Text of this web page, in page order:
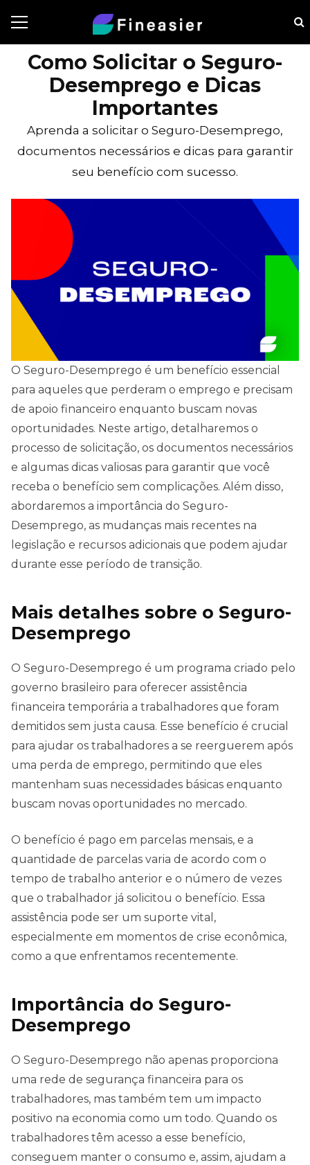
Como Solicitar o Seguro-
Desemprego e Dicas
Importantes
Aprenda a solicitar o Seguro-Desemprego,
documentos necessários e dicas para garantir
seu benefício com sucesso.
O Seguro-Desemprego é um benefício essencial
para aqueles que perderam o emprego e precisam
de apoio financeiro enquanto buscam novas
oportunidades. Neste artigo, detalharemos o
processo de solicitação, os documentos necessários
e algumas dicas valiosas para garantir que você
receba o benefício sem complicações. Além disso,
abordaremos a importância do Seguro-
Desemprego, as mudanças mais recentes na
legislação e recursos adicionais que podem ajudar
durante esse período de transição.
Mais detalhes sobre o Seguro-
Desemprego
O Seguro-Desemprego é um programa criado pelo
governo brasileiro para oferecer assistência
financeira temporária a trabalhadores que foram
demitidos sem justa causa. Esse benefício é crucial
para ajudar os trabalhadores a se reerguerem após
uma perda de emprego, permitindo que eles
mantenham suas necessidades básicas enquanto
buscam novas oportunidades no mercado.
O benefício é pago em parcelas mensais, e a
quantidade de parcelas varia de acordo com o
tempo de trabalho anterior e o número de vezes
que o trabalhador já solicitou o benefício. Essa
assistência pode ser um suporte vital,
especialmente em momentos de crise econômica,
como a que enfrentamos recentemente.
Importância do Seguro-
Desemprego
O Seguro-Desemprego não apenas proporciona
uma rede de segurança financeira para os
trabalhadores, mas também tem um impacto
positivo na economia como um todo. Quando os
trabalhadores têm acesso a esse benefício,
conseguem manter o consumo e, assim, ajudam a